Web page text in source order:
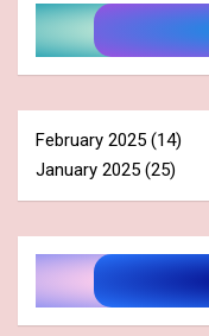
February 2025 (14)
January 2025 (25)